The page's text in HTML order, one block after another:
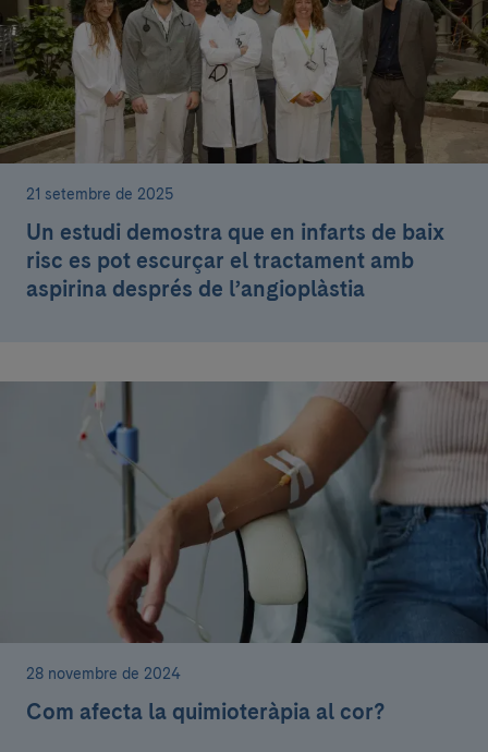
21 setembre de 2025
Un estudi demostra que en infarts de baix
risc es pot escurçar el tractament amb
aspirina després de l’angioplàstia
28 novembre de 2024
Com afecta la quimioteràpia al cor?